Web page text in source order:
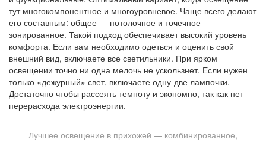
тут многокомпонентное и многоуровневое. Чаще всего делают
его составным: общее — потолочное и точечное —
зонированное. Такой подход обеспечивает высокий уровень
комфорта. Если вам необходимо одеться и оценить свой
внешний вид, включаете все светильники. При ярком
освещении точно ни одна мелочь не ускользнет. Если нужен
только «дежурный» свет, включаете одну-две лампочки.
Достаточно чтобы рассеять темноту и экономно, так как нет
перерасхода электроэнергии.
Лучшее освещение в прихожей — комбинированное,